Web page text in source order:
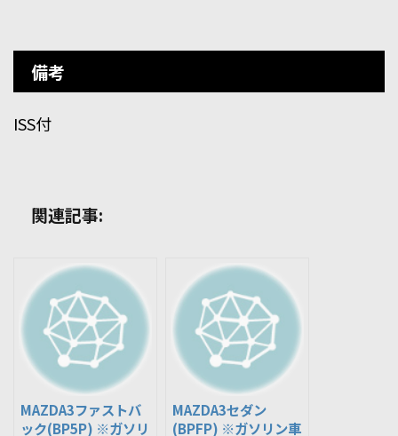
備考
ISS付
関連記事:
MAZDA3ファストバ
ック(BP5P) ※ガソリ
MAZDA3セダン
(BPFP) ※ガソリン車